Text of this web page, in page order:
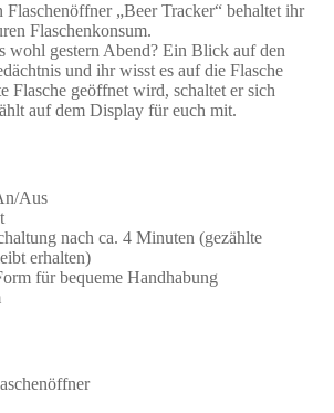
„Beer Tracker“ behaltet ihr
Flaschenkonsum.
wohl gestern Abend? Ein Blick auf den
und ihr wisst es auf die Flasche
Flasche geöffnet wird, schaltet er sich
auf dem Display für euch mit.
Aus
nach ca. 4 Minuten (gezählte
erhalten)
für bequeme Handhabung